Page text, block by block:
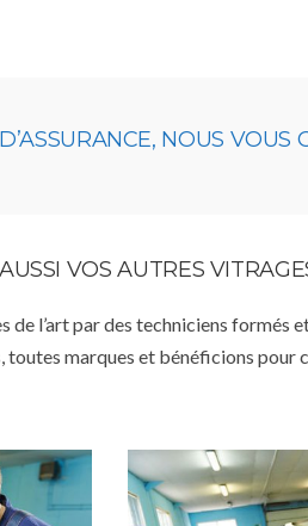
NOUS
VOS AUTRES
de l’art par des techniciens
marques et bénéficions